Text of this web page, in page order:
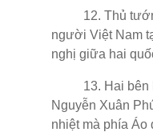
12. Thủ tướng
người Việt Nam
nghị giữa hai
13. Hai bên
Nguyễn Xuân
nhiệt mà phía Áo